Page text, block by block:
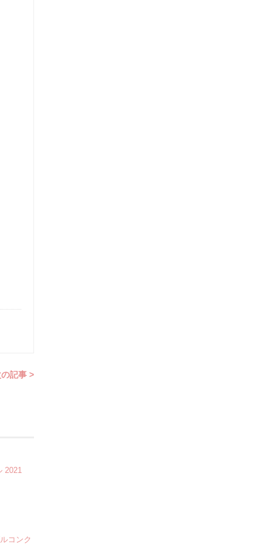
記事 >
2021
コンク